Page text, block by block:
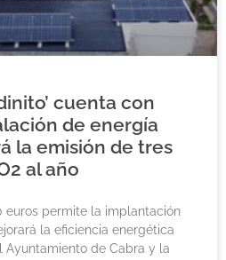
cuenta con
de energía
la emisión de tres
al año
euros permite la implantación
la eficiencia energética
de Cabra y la